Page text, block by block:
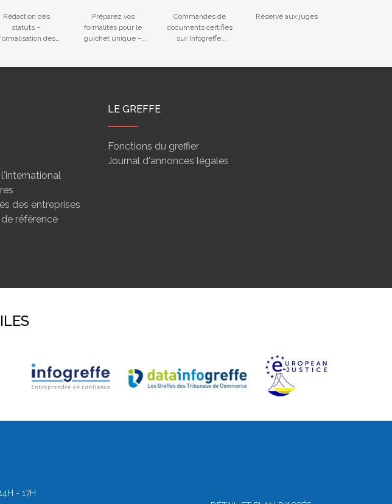
ENTREPRISE
Rédaction des
statuts –
des
Préparez vos
formalités pour le
guichet unique –
Commandes de
documents certifiés
sur Infogreffe,
Réservé aux juges
des entreprises
référence
LE GREFFE
Fonctions du greffier
Journal d'annonces légales
- 17H